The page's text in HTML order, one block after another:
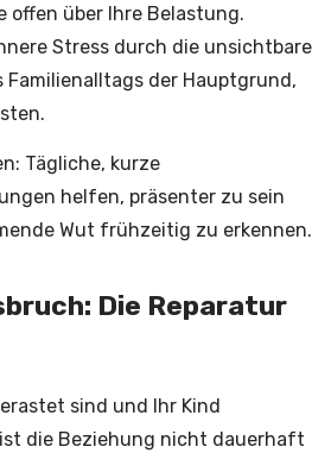
offen über Ihre Belastung.
Stress durch die unsichtbare
Familienalltags der Hauptgrund,
Tägliche, kurze
helfen, präsenter zu sein
Wut frühzeitig zu erkennen.
Die Reparatur
sind und Ihr Kind
die Beziehung nicht dauerhaft